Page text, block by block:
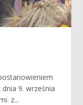
9. września
z...